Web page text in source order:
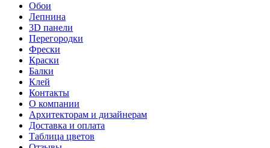
Обои
Лепнина
3D панели
Перегородки
Фрески
Краски
Балки
Клей
Контакты
О компании
Архитекторам и дизайнерам
Доставка и оплата
Таблица цветов